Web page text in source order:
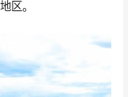
区。